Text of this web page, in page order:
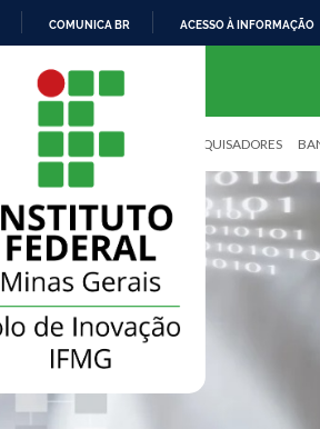
P
A
O
T
Ú
D
COMUNICA BR ACESSO À INFORMAÇÃO
PESQUISADORES